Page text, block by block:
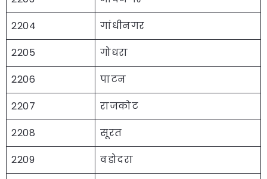
2204
गांधीनगर
2205
गोधरा
2206
पाटन
2207
राजकोट
2208
सूरत
2209
वडोदरा